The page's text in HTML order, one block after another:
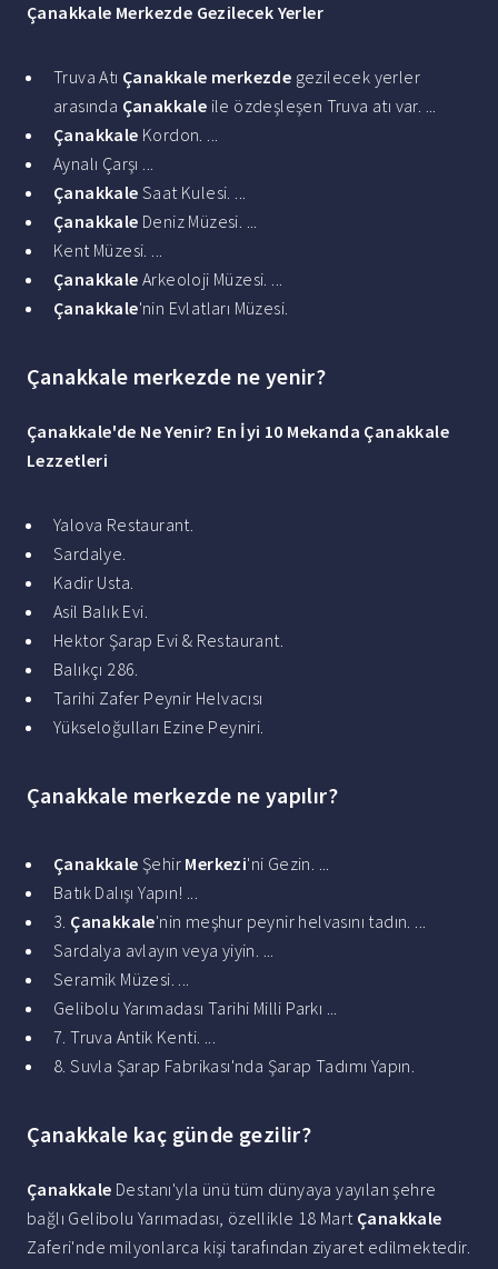
Çanakkale Merkezde Gezilecek Yerler
Truva Atı Çanakkale merkezde gezilecek yerler
arasında Çanakkale ile özdeşleşen Truva atı var. ...
Çanakkale Kordon. ...
Aynalı Çarşı ...
Çanakkale Saat Kulesi. ...
Çanakkale Deniz Müzesi. ...
Kent Müzesi. ...
Çanakkale Arkeoloji Müzesi. ...
Çanakkale'nin Evlatları Müzesi.
Çanakkale merkezde ne yenir?
Çanakkale'de NeYenir? En İyi 10 Mekanda Çanakkale
Lezzetleri
Yalova Restaurant.
Sardalye.
Kadir Usta.
Asil Balık Evi.
Hektor Şarap Evi & Restaurant.
Balıkçı 286.
Tarihi Zafer Peynir Helvacısı
Yükseloğulları Ezine Peyniri.
Çanakkale merkezde ne yapılır?
Çanakkale Şehir Merkezi'ni Gezin. ...
Batık Dalışı Yapın! ...
3. Çanakkale'nin meşhur peynir helvasını tadın. ...
Sardalya avlayın veya yiyin. ...
Seramik Müzesi. ...
Gelibolu Yarımadası Tarihi Milli Parkı ...
7. Truva Antik Kenti. ...
8. Suvla Şarap Fabrikası'nda Şarap Tadımı Yapın.
Çanakkale kaç günde gezilir?
Çanakkale Destanı'yla ünü tüm dünyaya yayılan şehre
bağlı Gelibolu Yarımadası, özellikle 18 Mart Çanakkale
Zaferi'nde milyonlarca kişi tarafından ziyaret edilmektedir.